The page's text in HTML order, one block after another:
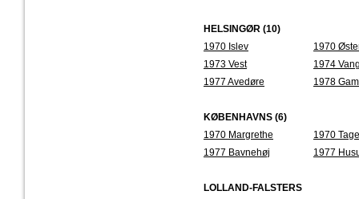
HELSINGØR (10)
1970 Islev
1970
1973 Vest
1974
1977 Avedøre
1978
KØBENHAVNS (6)
1970 Margrethe
1970
1977 Bavnehøj
1977
LOLLAND-FALSTERS